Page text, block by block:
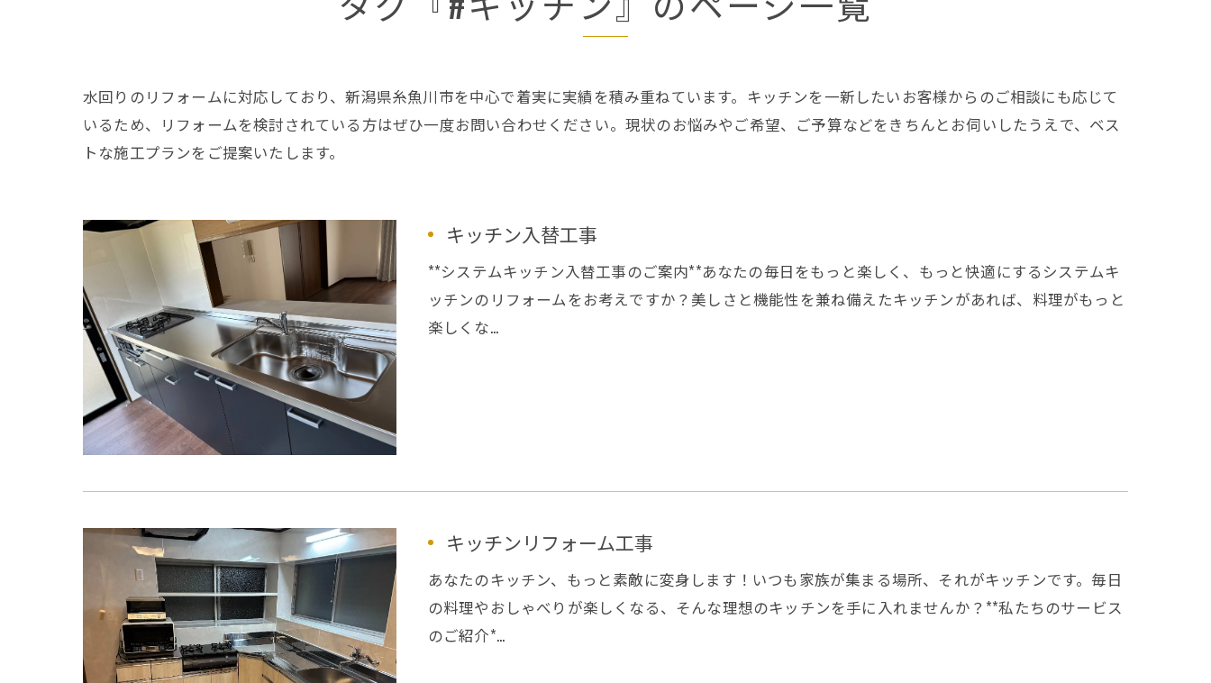
水回りのリフォームに対応しており、新潟県糸魚川市を中心で着実に実績を積み重ねています。キッチンを一新したいお客様からのご相談にも応じて
いるため、リフォームを検討されている方はぜひ一度お問い合わせください。現状のお悩みやご希望、ご予算などをきちんとお伺いしたうえで、ベス
トな施工プランをご提案いたします。
キッチン入替工事
**システムキッチン入替工事のご案内**あなたの毎日をもっと楽しく、もっと快適にするシステムキ
ッチンのリフォームをお考えですか？美しさと機能性を兼ね備えたキッチンがあれば、料理がもっと
楽しくな…
キッチンリフォーム工事
あなたのキッチン、もっと素敵に変身します！いつも家族が集まる場所、それがキッチンです。毎日
の料理やおしゃべりが楽しくなる、そんな理想のキッチンを手に入れませんか？**私たちのサービス
のご紹介*…